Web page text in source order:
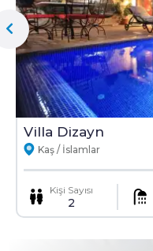
Ekstra Yatak
Mama Sandalyesi
Villa Dizayn
Kaş / İslamlar
Kişi Sayısı
2